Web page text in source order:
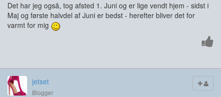
Det har jeg også, tog afsted 1. Juni og er lige vendt hjem - sidst i
Maj og første halvdel af Juni er bedst - herefter bliver det for
varmt for mig
jetset
Blogger